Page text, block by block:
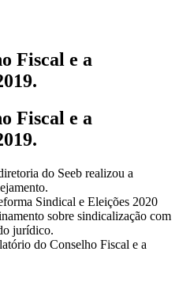
Fiscal e a
Fiscal e a
do Seeb realizou a
Sindical e Eleições 2020
sobre sindicalização com
jurídico.
do Conselho Fiscal e a